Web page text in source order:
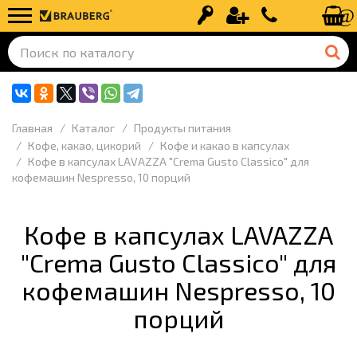
Вход Регистрация+7 (499) 110-
Главная Каталог
Продукты питания
Кофе, какао, цикорий
Кофе и какао в капсулах
Кофе в капсулах LAVAZZA "Crema Gusto Classico" для
кофемашин Nespresso, 10 порций
Кофе в капсулах LAVAZZA
"Crema Gusto Classico" для
кофемашин Nespresso, 10
порций